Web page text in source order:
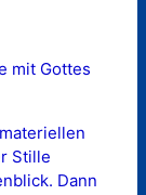
mit Gottes
Stille
Dann